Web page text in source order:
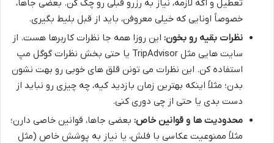
تعطیل و اگه لازمه، نیاز به رزرو قبلی رو چک کن. بعضی جاها،
خصوصاً اونایی که خیلی معروفن، باید از قبل بلیط بگیری.
نظرات بقیه رو بخون: این روزا همه جا نظرات کاربرها هست. از
سایت هایی مثل TripAdvisor یا حتی بخش نظرات گوگل مپ
استفاده کن. این نظرات می تونن قلق های خوبی رو بهت نشون
بدن؛ مثلاً اینکه بهترین زمان بازدید کیه، چه چیزی رو نباید از
دست بدی یا حتی از چی دوری کنی.
محدودیت ها و قوانین خاص: بعضی جاها، قوانین خاصی دارن؛
مثلاً ممنوعیت عکاسی با فلش، یا نیاز به پوشش خاص (مثل